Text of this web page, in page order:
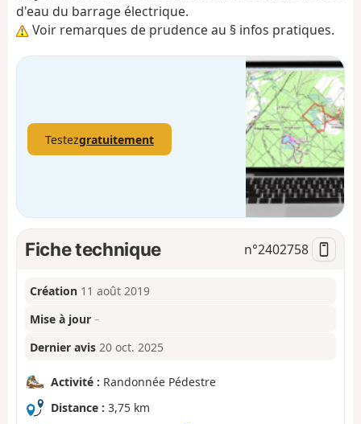
i
n
d'eau du barrage électrique.
Voir remarques de prudence au § infos pratiques.
Testezgratuitement
Fiche technique n°2402758
Création 11 août 2019
Mise à jour –
Dernier avis 20 oct. 2025
Activité : Randonnée Pédestre
Distance : 3,75 km